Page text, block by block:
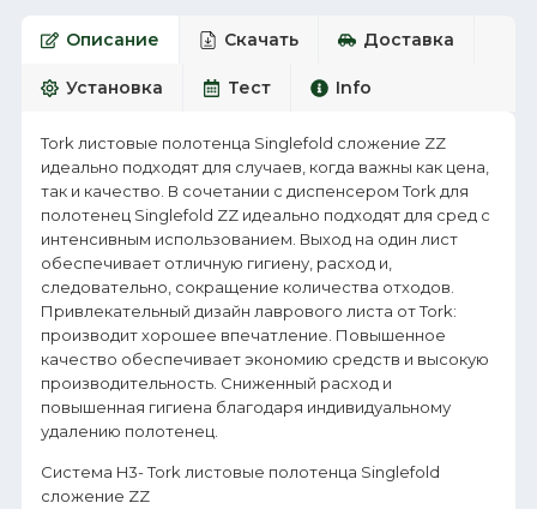
Описание Скачать Доставка
Установка Тест Info
Tork листовые полотенца Singlefold сложение ZZ
идеально подходят для случаев, когда важны как цена,
так и качество. В сочетании с диспенсером Tork для
полотенец Singlefold ZZ идеально подходят для сред с
интенсивным использованием. Выход на один лист
обеспечивает отличную гигиену, расход и,
следовательно, сокращение количества отходов.
Привлекательный дизайн лаврового листа от Tork:
производит хорошее впечатление. Повышенное
качество обеспечивает экономию средств и высокую
производительность. Сниженный расход и
повышенная гигиена благодаря индивидуальному
удалению полотенец.
Система H3- Tork листовые полотенца Singlefold
сложение ZZ